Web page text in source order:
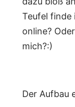
Teufel finde
online?
mich?:)
Der Aufbau